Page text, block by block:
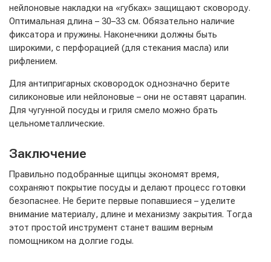
нейлоновые накладки на «губках» защищают сковороду.
Оптимальная длина – 30–33 см. Обязательно наличие
фиксатора и пружины. Наконечники должны быть
широкими, с перфорацией (для стекания масла) или
рифлением.
Для антипригарных сковородок однозначно берите
силиконовые или нейлоновые – они не оставят царапин.
Для чугунной посуды и гриля смело можно брать
цельнометаллические.
Заключение
Правильно подобранные щипцы экономят время,
сохраняют покрытие посуды и делают процесс готовки
безопаснее. Не берите первые попавшиеся – уделите
внимание материалу, длине и механизму закрытия. Тогда
этот простой инструмент станет вашим верным
помощником на долгие годы.